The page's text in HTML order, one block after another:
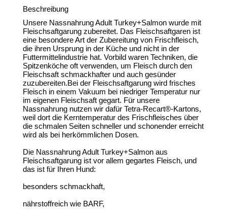
Beschreibung
Unsere Nassnahrung Adult Turkey+Salmon wurde mit
Fleischsaftgarung zubereitet. Das Fleischsaftgaren ist
eine besondere Art der Zubereitung von Frischfleisch,
die ihren Ursprung in der Küche und nicht in der
Futtermittelindustrie hat. Vorbild waren Techniken, die
Spitzenköche oft verwenden, um Fleisch durch den
Fleischsaft schmackhafter und auch gesünder
zuzubereiten.Bei der Fleischsaftgarung wird frisches
Fleisch in einem Vakuum bei niedriger Temperatur nur
im eigenen Fleischsaft gegart. Für unsere
Nassnahrung nutzen wir dafür Tetra-Recart®-Kartons,
weil dort die Kerntemperatur des Frischfleisches über
die schmalen Seiten schneller und schonender erreicht
wird als bei herkömmlichen Dosen.
Die Nassnahrung Adult Turkey+Salmon aus
Fleischsaftgarung ist vor allem gegartes Fleisch, und
das ist für Ihren Hund:
besonders schmackhaft,
nährstoffreich wie BARF,